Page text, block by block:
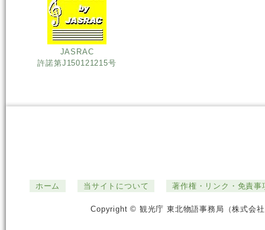
JASRAC
許諾第J150121215号
ホーム 当サイトについて 著作権・リンク・免責事
Copyright © 観光庁 東北物語事務局（株式会